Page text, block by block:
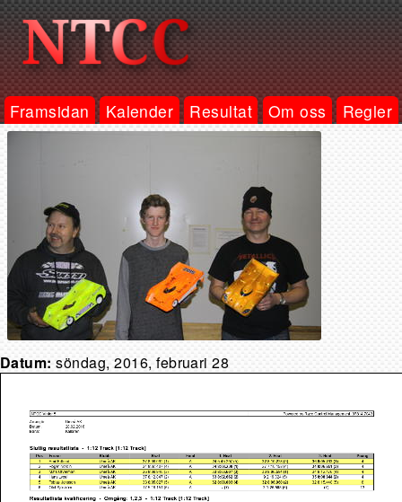
Framsidan Kalender Resultat Om oss Regler
Datum:söndag, 2016, februari 28